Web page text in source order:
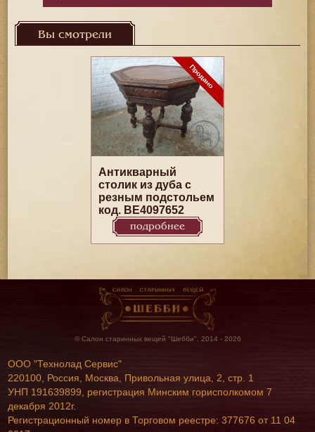
Вы смотрели
Антикварный
столик из дуба с
резным подстольем
код. BE4097652
подробнее
© Салон старинных вещей "Шебби", 2014 - 2026
ООО "Технолад Сервис"
220100, Россия, Москва, Привольная улица, 2, стр. 1
УНП 191639899, регистрация Минским горисполкомом 7
декабря 2012г.
Регистрационный номер в Торговом реестре: 377676 от 11 04